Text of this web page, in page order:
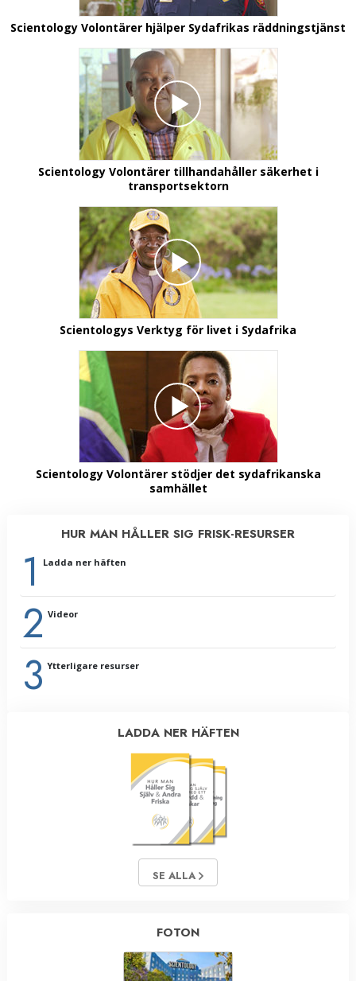
Scientology Volontärer hjälper Sydafrikas räddningstjänst
Scientology Volontärer tillhandahåller säkerhet i
transportsektorn
Scientologys Verktyg för livet i Sydafrika
Scientology Volontärer stödjer det sydafrikanska
samhället
HUR MAN HÅLLER SIG FRISK-RESURSER
1 Ladda ner häften
2 Videor
3 Ytterligare resurser
LADDA NER HÄFTEN
SE ALLA
FOTON